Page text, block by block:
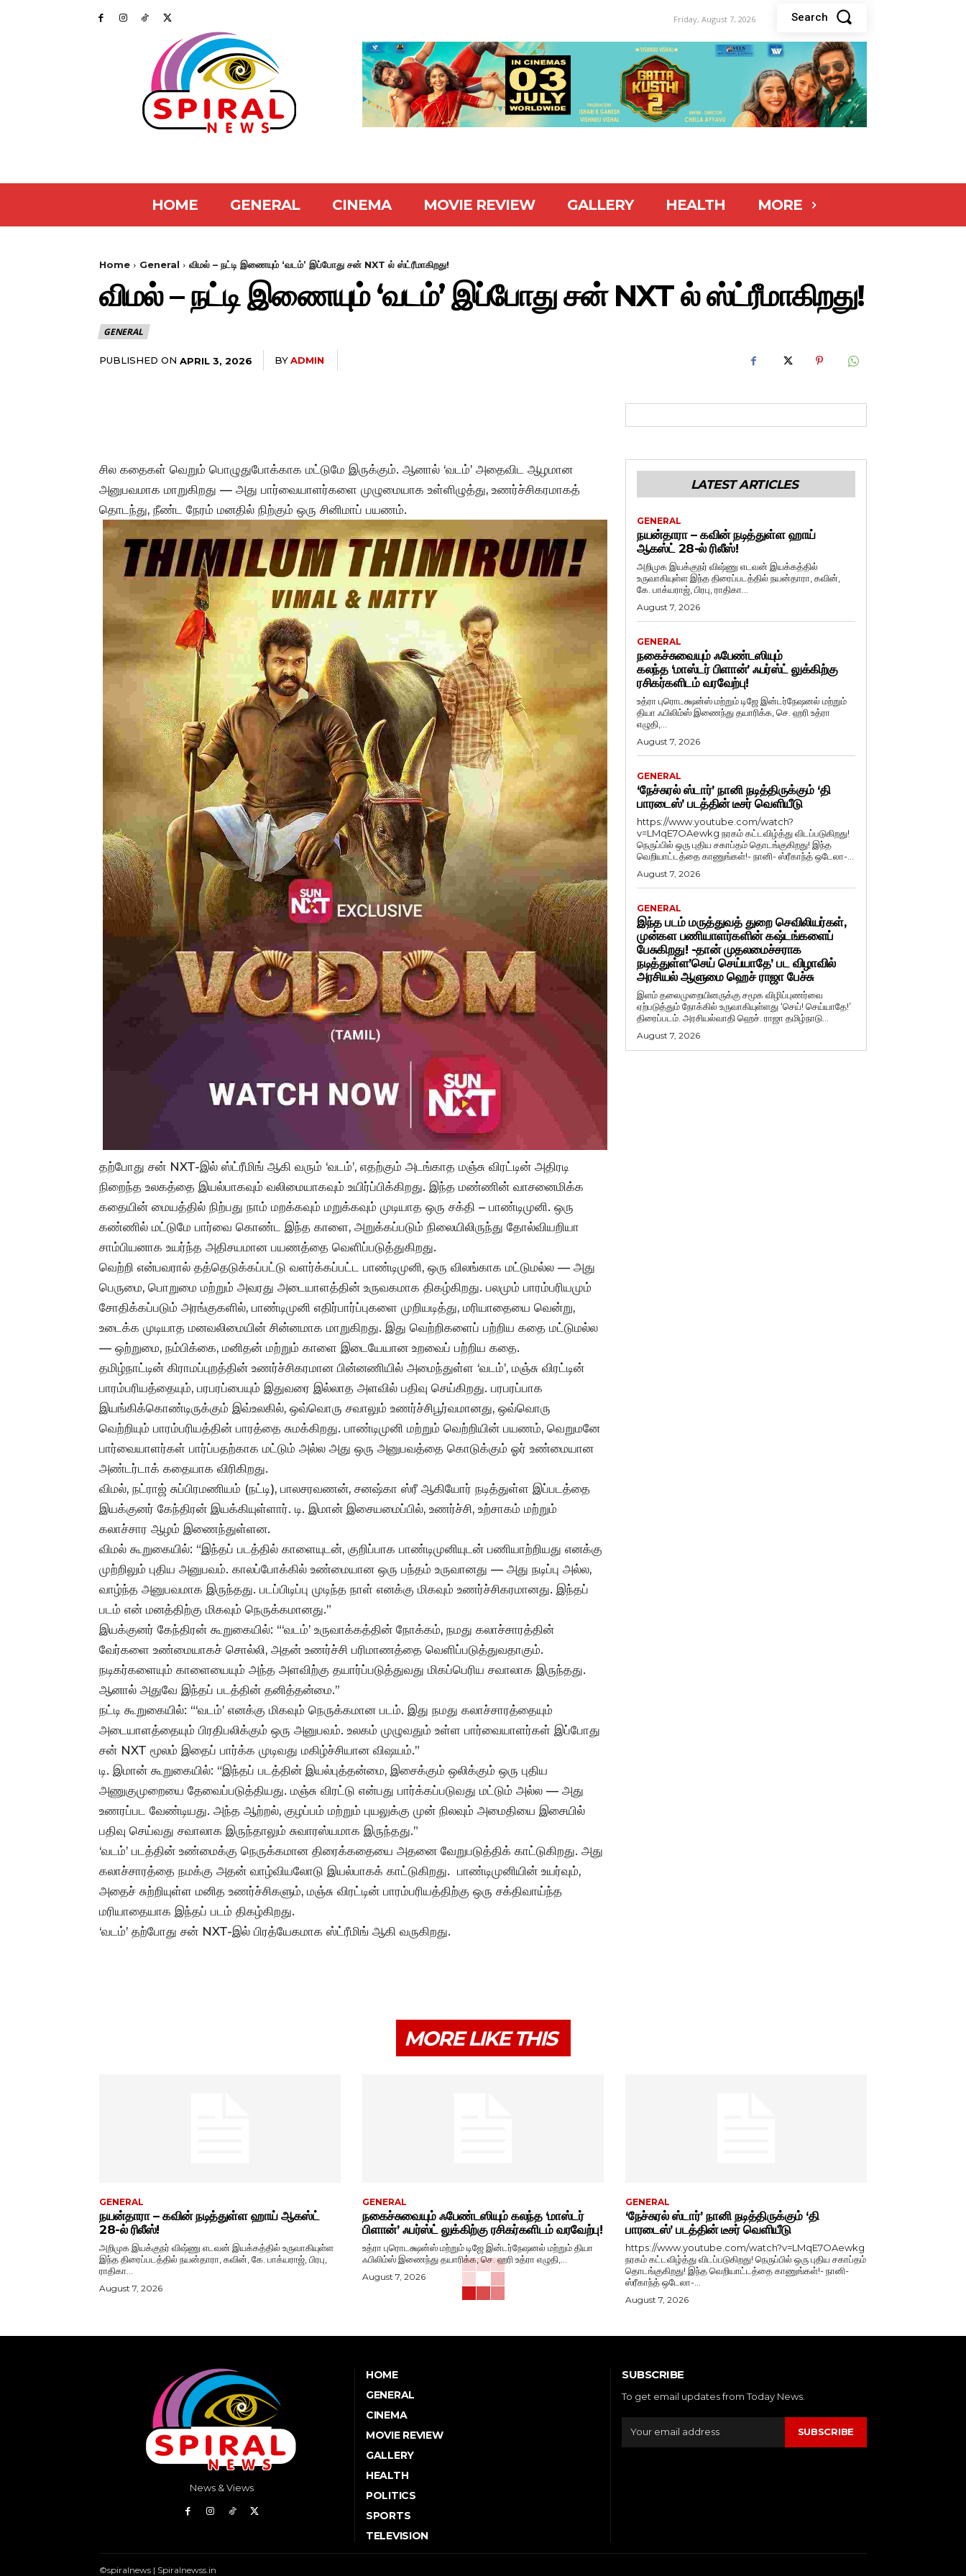
Friday, August 7, 2026 Search
HOME GENERAL CINEMA MOVIE REVIEW GALLERY HEALTH MORE
Home General விமல் – நட்டி இணையும் ‘வடம்’ இப்போது சன் NXT ல் ஸ்ட்ரீமாகிறது!
விமல் – நட்டி இணையும் ‘வடம்’ இப்போது சன் NXT ல் ஸ்ட்ரீமாகிறது!
GENERAL
PUBLISHED ON APRIL 3, 2026 BYADMIN
சில கதைகள் வெறும் பொழுதுபோக்காக மட்டுமே இருக்கும். ஆனால் ‘வடம்’ அதைவிட ஆழமான
அனுபவமாக மாறுகிறது — அது பார்வையாளர்களை முழுமையாக உள்ளிழுத்து, உணர்ச்சிகரமாகத்
தொடந்து, நீண்ட நேரம் மனதில் நிற்கும் ஒரு சினிமாப் பயணம்.
தற்போது சன் NXT-இல் ஸ்ட்ரீமிங் ஆகி வரும் ‘வடம்’, எதற்கும் அடங்காத மஞ்சு விரட்டின் அதிரடி
நிறைந்த உலகத்தை இயல்பாகவும் வலிமையாகவும் உயிர்ப்பிக்கிறது. இந்த மண்ணின் வாசனைமிக்க
கதையின் மையத்தில் நிற்பது நாம் மறக்கவும் மறுக்கவும் முடியாத ஒரு சக்தி – பாண்டிமுனி. ஒரு
கண்ணில் மட்டுமே பார்வை கொண்ட இந்த காளை, அறுக்கப்படும் நிலையிலிருந்து தோல்வியறியா
சாம்பியனாக உயர்ந்த அதிசயமான பயணத்தை வெளிப்படுத்துகிறது.
வெற்றி என்பவரால் தத்தெடுக்கப்பட்டு வளர்க்கப்பட்ட பாண்டிமுனி, ஒரு விலங்காக மட்டுமல்ல — அது
பெருமை, பொறுமை மற்றும் அவரது அடையாளத்தின் உருவகமாக திகழ்கிறது. பலமும் பாரம்பரியமும்
சோதிக்கப்படும் அரங்குகளில், பாண்டிமுனி எதிர்பார்ப்புகளை முறியடித்து, மரியாதையை வென்று,
உடைக்க முடியாத மனவலிமையின் சின்னமாக மாறுகிறது. இது வெற்றிகளைப் பற்றிய கதை மட்டுமல்ல
— ஒற்றுமை, நம்பிக்கை, மனிதன் மற்றும் காளை இடையேயான உறவைப் பற்றிய கதை.
தமிழ்நாட்டின் கிராமப்புறத்தின் உணர்ச்சிகரமான பின்னணியில் அமைந்துள்ள ‘வடம்’, மஞ்சு விரட்டின்
பாரம்பரியத்தையும், பரபரப்பையும் இதுவரை இல்லாத அளவில் பதிவு செய்கிறது. பரபரப்பாக
இயங்கிக்கொண்டிருக்கும் இவ்உலகில், ஒவ்வொரு சவாலும் உணர்ச்சிபூர்வமானது, ஒவ்வொரு
வெற்றியும் பாரம்பரியத்தின் பாரத்தை சுமக்கிறது. பாண்டிமுனி மற்றும் வெற்றியின் பயணம், வெறுமனே
பார்வையாளர்கள் பார்ப்பதற்காக மட்டும் அல்ல அது ஒரு அனுபவத்தை கொடுக்கும் ஓர் உண்மையான
அண்டர்டாக் கதையாக விரிகிறது.
விமல், நட்ராஜ் சுப்பிரமணியம் (நட்டி), பாலசரவணன், சனஷ்கா ஸ்ரீ ஆகியோர் நடித்துள்ள இப்படத்தை
இயக்குனர் கேந்திரன் இயக்கியுள்ளார். டி. இமான் இசையமைப்பில், உணர்ச்சி, உற்சாகம் மற்றும்
கலாச்சார ஆழம் இணைந்துள்ளன.
விமல் கூறுகையில்: “இந்தப் படத்தில் காளையுடன், குறிப்பாக பாண்டிமுனியுடன் பணியாற்றியது எனக்கு
முற்றிலும் புதிய அனுபவம். காலப்போக்கில் உண்மையான ஒரு பந்தம் உருவானது — அது நடிப்பு அல்ல,
வாழ்ந்த அனுபவமாக இருந்தது. படப்பிடிப்பு முடிந்த நாள் எனக்கு மிகவும் உணர்ச்சிகரமானது. இந்தப்
படம் என் மனத்திற்கு மிகவும் நெருக்கமானது.”
இயக்குனர் கேந்திரன் கூறுகையில்: “‘வடம்’ உருவாக்கத்தின் நோக்கம், நமது கலாச்சாரத்தின்
வேர்களை உண்மையாகச் சொல்லி, அதன் உணர்ச்சி பரிமாணத்தை வெளிப்படுத்துவதாகும்.
நடிகர்களையும் காளையையும் அந்த அளவிற்கு தயார்ப்படுத்துவது மிகப்பெரிய சவாலாக இருந்தது.
ஆனால் அதுவே இந்தப் படத்தின் தனித்தன்மை.”
நட்டி கூறுகையில்: “‘வடம்’ எனக்கு மிகவும் நெருக்கமான படம். இது நமது கலாச்சாரத்தையும்
அடையாளத்தையும் பிரதிபலிக்கும் ஒரு அனுபவம். உலகம் முழுவதும் உள்ள பார்வையாளர்கள் இப்போது
சன் NXT மூலம் இதைப் பார்க்க முடிவது மகிழ்ச்சியான விஷயம்.”
டி. இமான் கூறுகையில்: “இந்தப் படத்தின் இயல்புத்தன்மை, இசைக்கும் ஒலிக்கும் ஒரு புதிய
அணுகுமுறையை தேவைப்படுத்தியது. மஞ்சு விரட்டு என்பது பார்க்கப்படுவது மட்டும் அல்ல — அது
உணரப்பட வேண்டியது. அந்த ஆற்றல், குழப்பம் மற்றும் புயலுக்கு முன் நிலவும் அமைதியை இசையில்
பதிவு செய்வது சவாலாக இருந்தாலும் சுவாரஸ்யமாக இருந்தது.”
‘வடம்’ படத்தின் உண்மைக்கு நெருக்கமான திரைக்கதையை அதனை வேறுபடுத்திக் காட்டுகிறது. அது
கலாச்சாரத்தை நமக்கு அதன் வாழ்வியலோடு இயல்பாகக் காட்டுகிறது. பாண்டிமுனியின் உயர்வும்,
அதைச் சுற்றியுள்ள மனித உணர்ச்சிகளும், மஞ்சு விரட்டின் பாரம்பரியத்திற்கு ஒரு சக்திவாய்ந்த
மரியாதையாக இந்தப் படம் திகழ்கிறது.
‘வடம்’ தற்போது சன் NXT-இல் பிரத்யேகமாக ஸ்ட்ரீமிங் ஆகி வருகிறது.
LATEST ARTICLES
GENERAL
நயன்தாரா – கவின் நடித்துள்ள ஹாய்
ஆகஸ்ட் 28-ல் ரிலீஸ்!
அறிமுக இயக்குநர் விஷ்ணு எடவன் இயக்கத்தில்
உருவாகியுள்ள இந்த திரைப்படத்தில் நயன்தாரா, கவின்,
கே. பாக்யராஜ், பிரபு, ராதிகா...
August 7, 2026
GENERAL
நகைச்சுவையும் ஃபேண்டஸியும்
கலந்த ‘மாஸ்டர் பிளான்’ ஃபர்ஸ்ட் லுக்கிற்கு
ரசிகர்களிடம் வரவேற்பு!
உத்ரா புரொடக்ஷன்ஸ் மற்றும் டிஜே இன்டர்நேஷனல் மற்றும்
தியா ஃபிலிம்ஸ் இணைந்து தயாரிக்க, செ. ஹரி உத்ரா
எழுதி,...
August 7, 2026
GENERAL
‘நேச்சுரல் ஸ்டார்’ நானி நடித்திருக்கும் ‘தி
பாரடைஸ்’ படத்தின் டீசர் வெளியீடு
https://www.youtube.com/watch?
v=LMqE7OAewkg நரகம் கட்டவிழ்த்து விடப்படுகிறது!
நெருப்பில் ஒரு புதிய சகாப்தம் தொடங்குகிறது! இந்த
வெறியாட்டத்தை காணுங்கள்!- நானி- ஸ்ரீகாந்த் ஒடேலா-...
August 7, 2026
GENERAL
இந்த படம் மருத்துவத் துறை செவிலியர்கள்,
முன்கள பணியாளர்களின் கஷ்டங்களைப்
பேசுகிறது! -தான் முதலமைச்சராக
நடித்துள்ள’செய் செய்யாதே’ பட விழாவில்
அரசியல் ஆளுமை ஹெச் ராஜா பேச்சு
இளம் தலைமுறையினருக்கு சமூக விழிப்புணர்வை
ஏற்படுத்தும் நோக்கில் உருவாகியுள்ளது ‘செய்! செய்யாதே!’
திரைப்படம். அரசியல்வாதி ஹெச். ராஜா தமிழ்நாடு...
August 7, 2026
MORE LIKE THIS
GENERAL
நயன்தாரா – கவின் நடித்துள்ள ஹாய் ஆகஸ்ட்
28-ல் ரிலீஸ்!
அறிமுக இயக்குநர் விஷ்ணு எடவன் இயக்கத்தில் உருவாகியுள்ள
இந்த திரைப்படத்தில் நயன்தாரா, கவின், கே. பாக்யராஜ், பிரபு,
ராதிகா...
August 7, 2026
GENERAL
நகைச்சுவையும் ஃபேண்டஸியும் கலந்த ‘மாஸ்டர்
பிளான்’ ஃபர்ஸ்ட் லுக்கிற்கு ரசிகர்களிடம் வரவேற்பு!
உத்ரா புரொடக்ஷன்ஸ் மற்றும் டிஜே இன்டர்நேஷனல் மற்றும் தியா
ஃபிலிம்ஸ் இணைந்து தயாரிக்க, செ. ஹரி உத்ரா எழுதி,...
August 7, 2026
GENERAL
‘நேச்சுரல் ஸ்டார்’ நானி நடித்திருக்கும் ‘தி
பாரடைஸ்’ படத்தின் டீசர் வெளியீடு
https://www.youtube.com/watch?v=LMqE7OAewkg
நரகம் கட்டவிழ்த்து விடப்படுகிறது! நெருப்பில் ஒரு புதிய சகாப்தம்
தொடங்குகிறது! இந்த வெறியாட்டத்தை காணுங்கள்!- நானி-
ஸ்ரீகாந்த் ஒடேலா-...
August 7, 2026
News & Views
HOME
GENERAL
CINEMA
MOVIE REVIEW
GALLERY
HEALTH
POLITICS
SPORTS
TELEVISION
SUBSCRIBE
To get email updates from Today News.
SUBSCRIBE
©spiralnews | Spiralnewss.in